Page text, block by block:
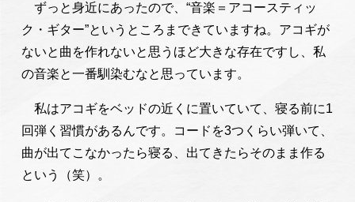
ずっと身近にあったので、“音楽＝アコースティッ
ク・ギター”というところまできていますね。アコギが
ないと曲を作れないと思うほど大きな存在ですし、私
の音楽と一番馴染むなと思っています。
私はアコギをベッドの近くに置いていて、寝る前に1
回弾く習慣があるんです。コードを3つくらい弾いて、
曲が出てこなかったら寝る、出てきたらそのまま作る
という（笑）。